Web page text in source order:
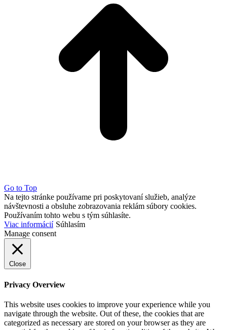
Go to Top
Na tejto stránke používame pri poskytovaní služieb, analýze
návštevnosti a obsluhe zobrazovania reklám súbory cookies.
Používaním tohto webu s tým súhlasíte.
Viac informácií Súhlasím
Manage consent
Close
Privacy Overview
This website uses cookies to improve your experience while you
navigate through the website. Out of these, the cookies that are
categorized as necessary are stored on your browser as they are